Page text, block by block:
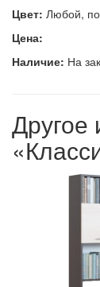
Цвет: Любой,
Цена:
Наличие: На
Другое